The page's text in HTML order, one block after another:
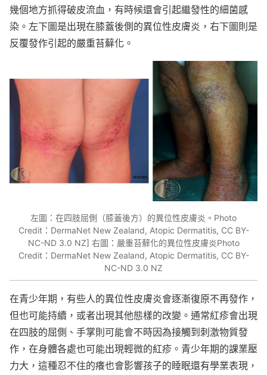
幾個地方抓得破皮流血，有時候還會引起繼發性的細菌感
染。左下圖是出現在膝蓋後側的異位性皮膚炎，右下圖則是
反覆發作引起的嚴重苔蘚化。
左圖：在四肢屈側（膝蓋後方）的異位性皮膚炎。Photo
Credit：DermaNet New Zealand, Atopic Dermatitis, CC BY-
NC-ND 3.0 NZ] 右圖：嚴重苔蘚化的異位性皮膚炎Photo
Credit：DermaNet New Zealand, Atopic Dermatitis, CC BY-
NC-ND 3.0 NZ
在青少年期，有些人的異位性皮膚炎會逐漸復原不再發作，
但也可能持續，或者出現其他態樣的改變。通常紅疹會出現
在四肢的屈側、手掌則可能會不時因為接觸到刺激物質發
作，在身體各處也可能出現輕微的紅疹。青少年期的課業壓
力大，這種忍不住的癢也會影響孩子的睡眠還有學業表現，